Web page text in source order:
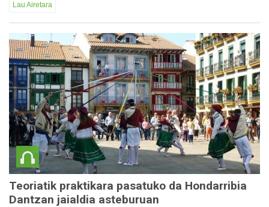
Lau Airetara
Teoriatik praktikara pasatuko da Hondarribia
Dantzan jaialdia asteburuan